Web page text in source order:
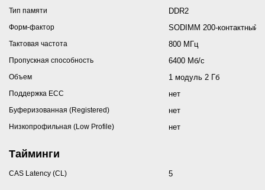
Тип памяти DDR2
Форм-фактор SODIMM 200-контактный
Тактовая частота 800 МГц
Пропускная способность 6400 Мб/с
Объем 1 модуль 2 Гб
Поддержка ECC нет
Буферизованная (Registered) нет
Низкопрофильная (Low Profile) нет
Тайминги
CAS Latency (CL) 5